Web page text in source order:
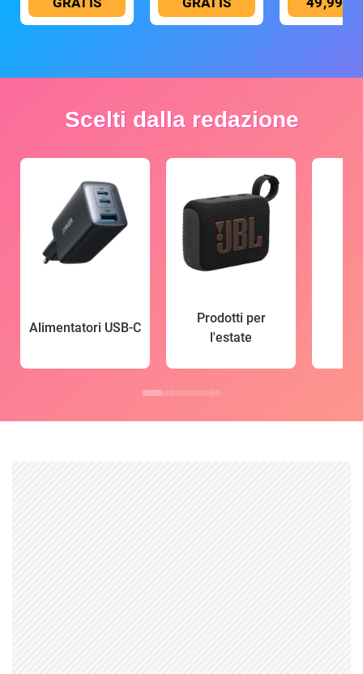
Scelti dalla redazione
Alimentatori USB-C
Prodotti per
l'estate